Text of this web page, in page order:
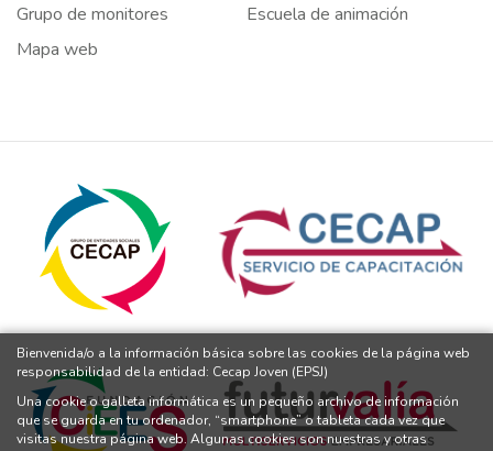
Grupo de monitores
Escuela de animación
Mapa web
Bienvenida/o a la información básica sobre las cookies de la página web
responsabilidad de la entidad: Cecap Joven (EPSJ)
Una cookie o galleta informática es un pequeño archivo de información
que se guarda en tu ordenador, “smartphone” o tableta cada vez que
visitas nuestra página web. Algunas cookies son nuestras y otras